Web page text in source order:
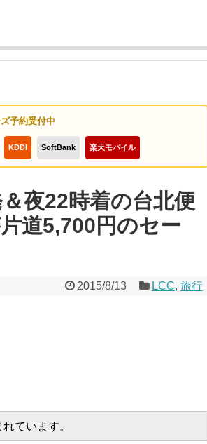
予約受付中
KDDI SoftBank 楽天モバイル
夜22時着の台北便
道5,700円のセー
2015/8/13 LCC, 旅行
ています。